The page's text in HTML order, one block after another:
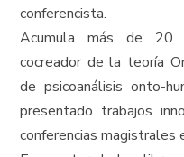
conferencista.
Acumula más de 20
cocreador de la teoría
de psicoanálisis onto-
presentado trabajos
conferencias magistrales